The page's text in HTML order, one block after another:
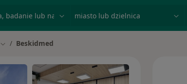
Zmień miasto
Beskidmed